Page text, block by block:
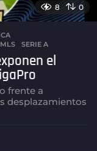
8 0
,MLS ,SERIE A
el
frente a
desplazamientos